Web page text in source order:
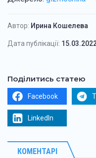
Автор: Ирина Кошелева
Дата публікації:
Поділитись статею
Facebook
LinkedIn
КОМЕНТАРІ